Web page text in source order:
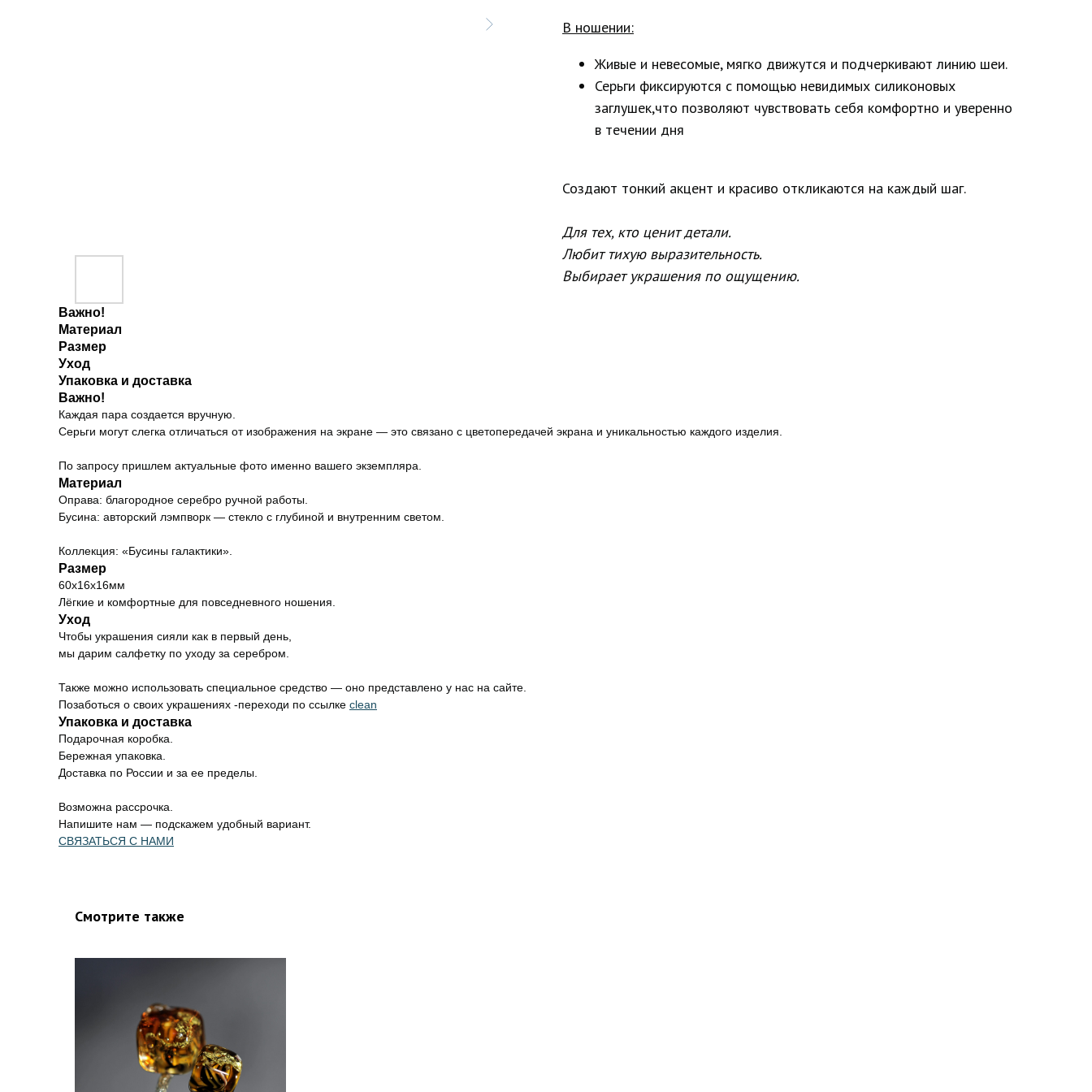
В ношении:
Живые и невесомые, мягко движутся и подчеркивают линию шеи.
Серьги фиксируются с помощью невидимых силиконовых
заглушек,что позволяют чувствовать себя комфортно и уверенно
в течении дня
Создают тонкий акцент и красиво откликаются на каждый шаг.
Для тех, кто ценит детали.
Любит тихую выразительность.
Выбирает украшения по ощущению.
Важно!
Материал
Размер
Уход
Упаковка и доставка
Важно!
Каждая пара создается вручную.
Серьги могут слегка отличаться от изображения на экране — это связано с цветопередачей экрана и уникальностью каждого изделия.
По запросу пришлем актуальные фото именно вашего экземпляра.
Материал
Оправа: благородное серебро ручной работы.
Бусина: авторский лэмпворк — стекло с глубиной и внутренним светом.
Коллекция: «Бусины галактики».
Размер
60х16х16мм
Лёгкие и комфортные для повседневного ношения.
Уход
Чтобы украшения сияли как в первый день,
мы дарим салфетку по уходу за серебром.
Также можно использовать специальное средство — оно представлено у нас на сайте.
Позаботься о своих украшениях -переходи по ссылке clean
Упаковка и доставка
Подарочная коробка.
Бережная упаковка.
Доставка по России и за ее пределы.
Возможна рассрочка.
Напишите нам — подскажем удобный вариант.
СВЯЗАТЬСЯ С НАМИ
Смотрите также